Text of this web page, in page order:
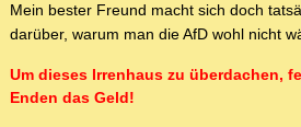
Mein bester Freund macht sich doch
darüber, warum man die AfD wohl nicht
Um dieses Irrenhaus zu überdachen,
Enden das Geld!